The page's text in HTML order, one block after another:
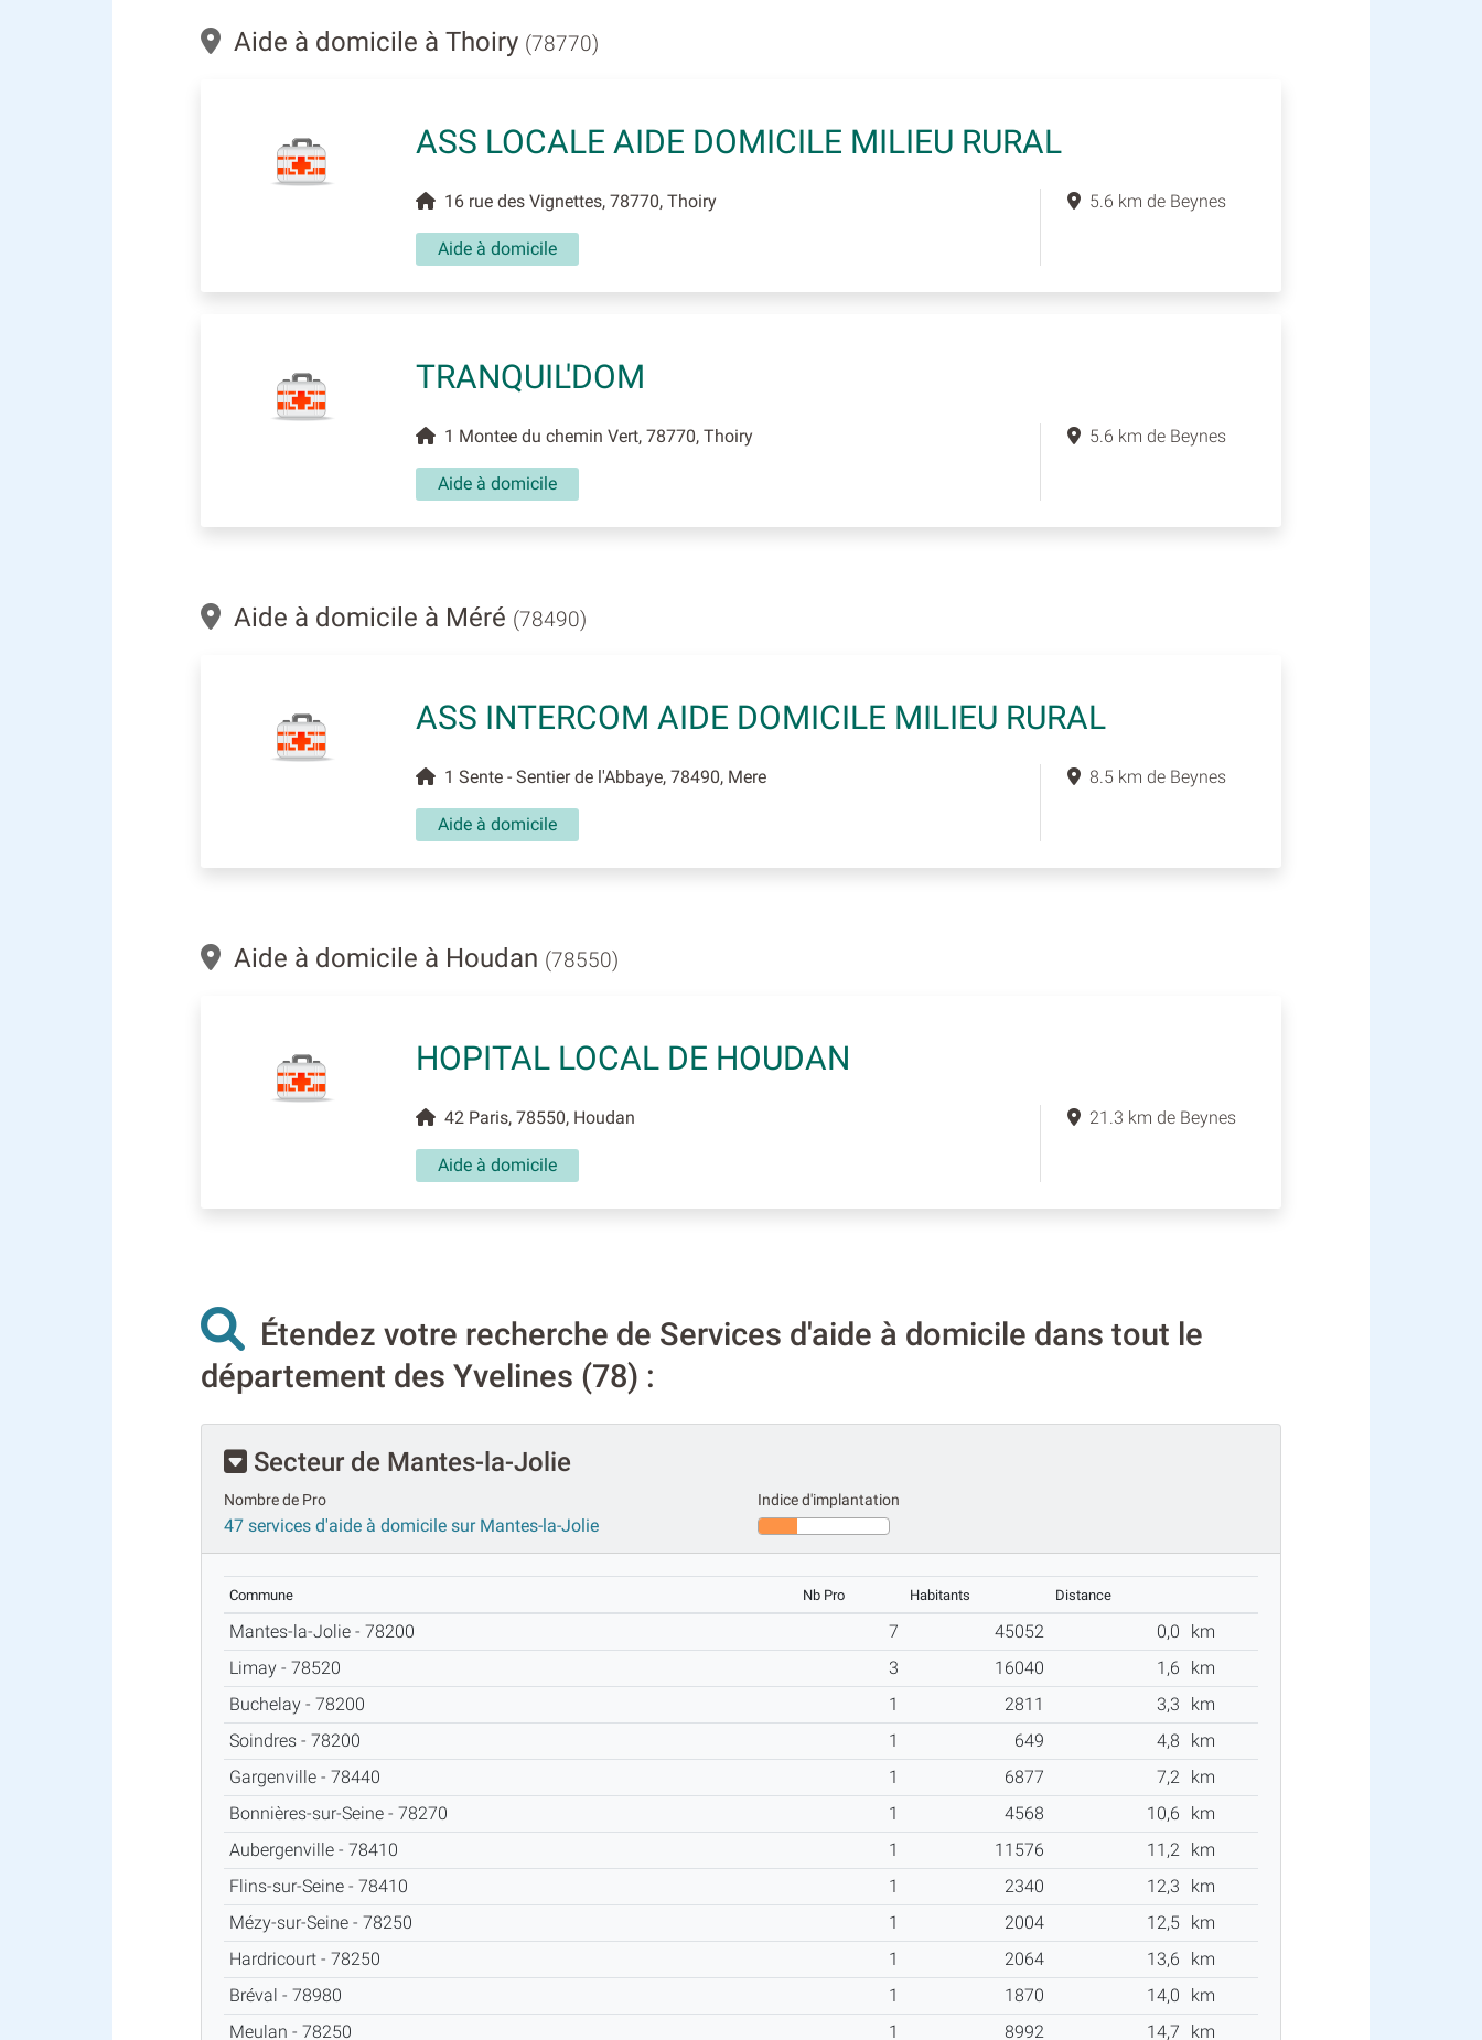
Aide à domicile à Thoiry (78770)
ASS LOCALE AIDE DOMICILE MILIEU RURAL
16 rue des Vignettes, 78770, Thoiry
Aide à domicile
5.6 km de Beynes
TRANQUIL'DOM
1 Montee du chemin Vert, 78770, Thoiry
Aide à domicile
5.6 km de Beynes
Aide à domicile à Méré (78490)
ASS INTERCOM AIDE DOMICILE MILIEU RURAL
1 Sente - Sentier de l'Abbaye, 78490, Mere
Aide à domicile
8.5 km de Beynes
Aide à domicile à Houdan (78550)
HOPITAL LOCAL DE HOUDAN
42 Paris, 78550, Houdan
Aide à domicile
21.3 km de Beynes
Étendez votre recherche de Services d'aide à domicile dans tout le
département des Yvelines (78) :
Secteur de Mantes-la-Jolie
Nombre de Pro
47 services d'aide à domicile sur Mantes-la-Jolie
Indice d'implantation
Commune Nb Pro Habitants Distance
Mantes-la-Jolie - 78200 7 45052 0,0
km
Limay - 78520
3 16040 1,6
km
Buchelay - 78200
1 2811 3,3
km
Soindres - 78200
1 649 4,8
km
Gargenville - 78440
1 6877 7,2
km
Bonnières-sur-Seine - 78270
1 4568 10,6
km
Aubergenville - 78410
1 11576 11,2
km
Flins-sur-Seine - 78410
1 2340 12,3
km
Mézy-sur-Seine - 78250
1 2004 12,5
km
Hardricourt - 78250
1 2064 13,6
km
Bréval - 78980
1 1870 14,0
km
Meulan - 78250
1 8992 14,7 km